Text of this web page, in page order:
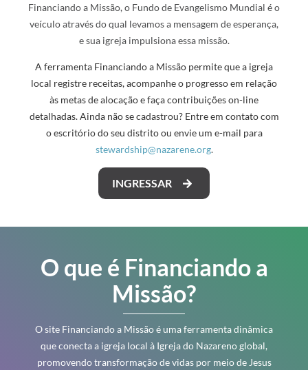
Financiando a Missão, o Fundo de Evangelismo Mundial é o
veículo através do qual levamos a mensagem de esperança,
e sua igreja impulsiona essa missão.
A ferramenta Financiando a Missão permite que a igreja
local registre receitas, acompanhe o progresso em relação
às metas de alocação e faça contribuições on-line
detalhadas. Ainda não se cadastrou? Entre em contato com
o escritório do seu distrito ou envie um e-mail para
stewardship@nazarene.org.
INGRESSAR
O que é Financiando a
Missão?
O site Financiando a Missão é uma ferramenta dinâmica
que conecta a igreja local à Igreja do Nazareno global,
promovendo transformação de vidas por meio de Jesus